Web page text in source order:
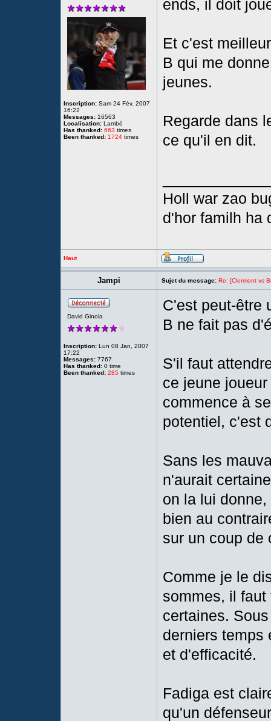
Inscription: Sam 24 Fév, 2007
16:22
Messages: 16563
Localisation: Lambé
Has thanked: 663 times
Been thanked: 1724 times
ends, il doit
Et c'est
B qui me
jeunes.
Regarde dans
ce qu'il en dit.
Holl war zao
d'hor familh ha
Haut
Jampi Sujet du message: Re: [Clermont vs
David Ginola
Inscription: Lun 08 Jan, 2007
17:22
Messages: 7767
Has thanked: 0 time
Been thanked: 285 times
C'est peut-être
B ne fait pas
S'il faut
ce jeune
commence à
potentiel, c'est
Sans les
n'aurait
on la lui
bien au
sur un coup
Comme je le
sommes, il
certaines.
derniers temps
et d'efficacité.
Fadiga est
qu'un